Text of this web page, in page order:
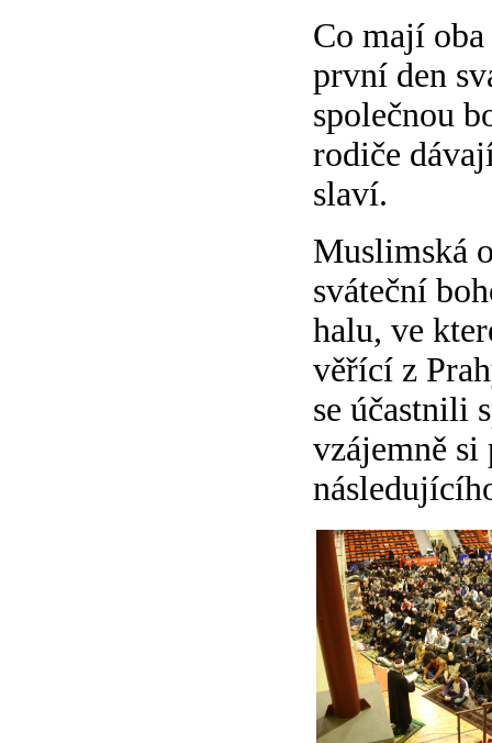
Co mají
první den
společnou
rodiče
slaví.
Muslimská
sváteční
halu, ve
věřící z
se účastnili
vzájemně si